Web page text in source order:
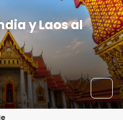
y Laos al